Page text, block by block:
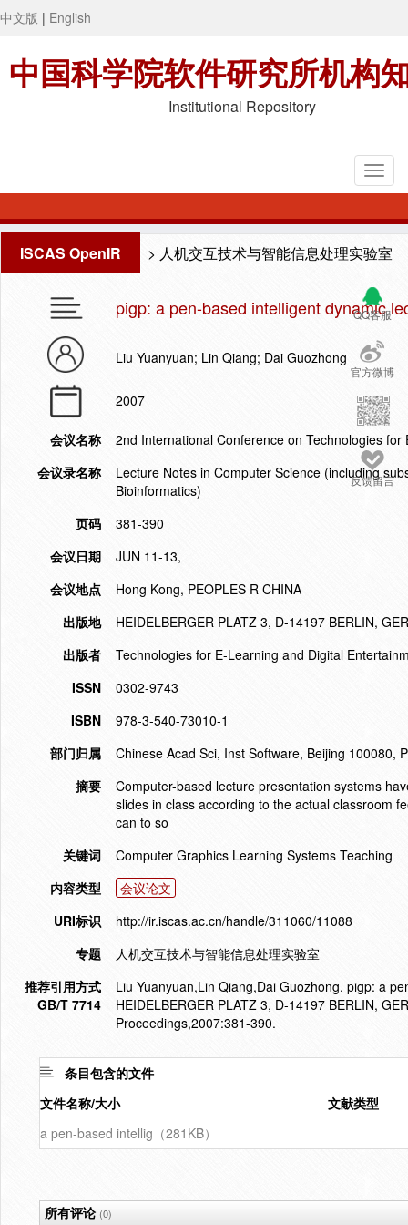
中文版 | English
中国科学院软件研究所机构
Institutional Repository
ISCAS OpenIR > 人机交互技术与智能信息处理实验室
QQ客服
官方微博
反馈留言
pigp: a pen-based intelligent dynamic
Liu Yuanyuan; Lin Qiang; Dai Guozhong
2007
会议名称
2nd International Conference on Technologies
会议录名称
Lecture Notes in Computer Science (including
Bioinformatics)
页码
381-390
会议日期
JUN 11-13,
会议地点
Hong Kong, PEOPLES R CHINA
出版地
HEIDELBERGER PLATZ 3, D-14197 BERLIN,
出版者
Technologies for E-Learning and Digital
ISSN
0302-9743
ISBN
978-3-540-73010-1
部门归属
Chinese Acad Sci, Inst Software, Beijing 100080,
摘要
Computer-based lecture presentation systems
slides in class according to the actual classroom
can to so
关键词
Computer Graphics Learning Systems Teaching
内容类型
会议论文
URI标识
http://ir.iscas.ac.cn/handle/311060/11088
专题
人机交互技术与智能信息处理实验室
推荐引用方式
GB/T 7714
Liu Yuanyuan,Lin Qiang,Dai Guozhong. pigp: a
HEIDELBERGER PLATZ 3, D-14197 BERLIN,
Proceedings,2007:381-390.
条目包含的文件
文件名称/大小
文献类型
a pen-based intellig（281KB）
所有评论(0)